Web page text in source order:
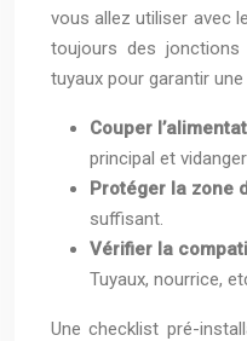
vous allez utiliser avec
toujours des
tuyaux pour garantir
Couper
principal et
Protéger la zone
suffisant.
Vérifier la
Tuyaux, nourrice,
Une checklist pré-